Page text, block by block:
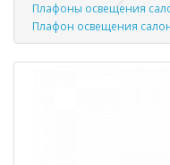
Плафоны освещения
Плафон освещения